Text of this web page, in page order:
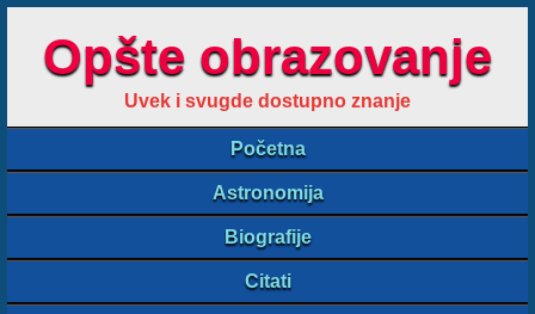
Opšte obrazovanje
Uvek i svugde dostupno znanje
Početna
Astronomija
Biografije
Citati